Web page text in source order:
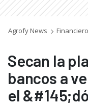
Agrofy News Financiero
Secan la
bancos a
el